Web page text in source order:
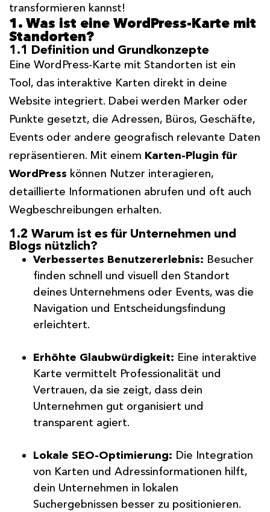
transformieren kannst!
1. Was ist eine WordPress-Karte mit
Standorten?
1.1 Definition und Grundkonzepte
Eine WordPress-Karte mit Standorten ist ein
Tool, das interaktive Karten direkt in deine
Website integriert. Dabei werden Marker oder
Punkte gesetzt, die Adressen, Büros, Geschäfte,
Events oder andere geografisch relevante Daten
repräsentieren. Mit einem Karten-Plugin für
WordPress können Nutzer interagieren,
detaillierte Informationen abrufen und oft auch
Wegbeschreibungen erhalten.
1.2 Warum ist es für Unternehmen und
Blogs nützlich?
Verbessertes Benutzererlebnis: Besucher
finden schnell und visuell den Standort
deines Unternehmens oder Events, was die
Navigation und Entscheidungsfindung
erleichtert.
Erhöhte Glaubwürdigkeit: Eine interaktive
Karte vermittelt Professionalität und
Vertrauen, da sie zeigt, dass dein
Unternehmen gut organisiert und
transparent agiert.
Lokale SEO-Optimierung: Die Integration
von Karten und Adressinformationen hilft,
dein Unternehmen in lokalen
Suchergebnissen besser zu positionieren.